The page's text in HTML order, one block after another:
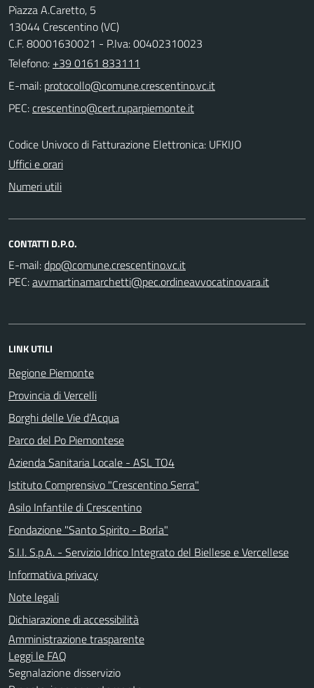
Piazza A.Caretto, 5
13044 Crescentino (VC)
C.F. 80001630021 - P.Iva: 00402310023
Telefono: +39 0161 833111
E-mail:
PEC:
Codice Univoco di Fatturazione Elettronica: UFKIJO
Uffici e orari
Numeri utili
CONTATTI D.P.O.
E-mail:
PEC:
LINK UTILI
Regione Piemonte
Provincia di Vercelli
Borghi delle Vie d’Acqua
Parco del Po Piemontese
Azienda Sanitaria Locale - ASL TO4
Istituto Comprensivo "Crescentino Serra"
Asilo Infantile di Crescentino
Fondazione "Santo Spirito - Borla"
S.I.I. S.p.A. - Servizio Idrico Integrato del Biellese e Vercellese
Informativa privacy
Note legali
Dichiarazione di accessibilità
Amministrazione trasparente
Leggi le FAQ
Segnalazione disservizio